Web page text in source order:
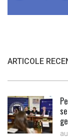
ARTICOLE